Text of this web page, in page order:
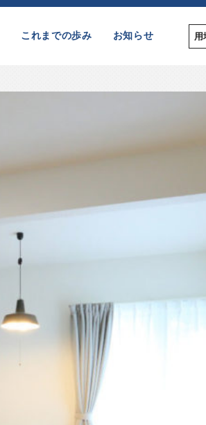
これまでの歩み お知らせ 用